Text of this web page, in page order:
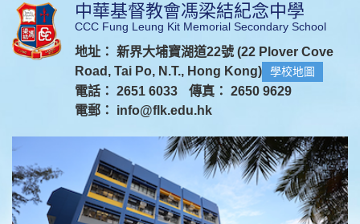
中華基督教會馮梁結紀念中學
CCC Fung Leung Kit Memorial Secondary School
地址： 新界大埔寶湖道22號 (22 Plover Cove
Road, Tai Po, N.T., Hong Kong)
學校地圖
電話： 2651 6033
傳真： 2650 9629
電郵： info@flk.edu.hk